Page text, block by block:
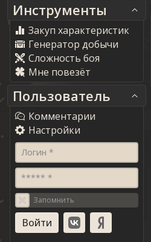
Инструменты
Закуп характеристик
Генератор добычи
Сложность боя
Мне повезёт
Пользователь
Комментарии
Настройки
Логин *
***** *
Запомнить